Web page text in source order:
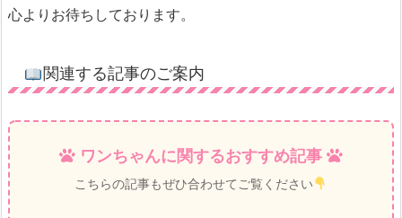
心よりお待ちしております。
関連する記事のご案内
ワンちゃんに関するおすすめ記事
こちらの記事もぜひ合わせてご覧ください